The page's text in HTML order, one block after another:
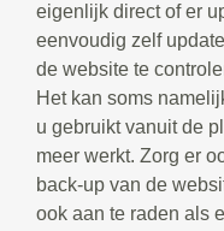
eigenlijk direct of er
eenvoudig zelf
de website te
Het kan soms
u gebruikt vanuit de
meer werkt. Zorg er
back-up van de
ook aan te raden als